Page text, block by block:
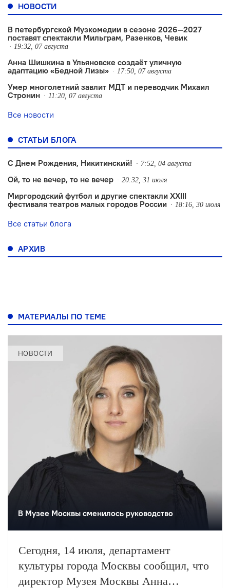
НОВОСТИ
В петербургской Музкомедии в сезоне 2026—2027
поставят спектакли Мильграм, Разенков, Чевик
19:32, 07 августа
Анна Шишкина в Ульяновске создаëт уличную
адаптацию «Бедной Лизы»
17:50, 07 августа
Умер многолетний завлит МДТ и переводчик Михаил
Стронин
11:20, 07 августа
Все новости
СТАТЬИ БЛОГА
С Днем Рождения, Никитинский! 7:52, 04 августа
Ой, то не вечер, то не вечер 20:32, 31 июля
Миргородский футбол и другие спектакли XXIII
фестиваля театров малых городов России
18:16, 30 июля
Все статьи блога
АРХИВ
МАТЕРИАЛЫ ПО ТЕМЕ
НОВОСТИ
В Музее Москвы сменилось руководство
Сегодня, 14 июля, департамент
культуры города Москвы сообщил, что
директор Музея Москвы Анна